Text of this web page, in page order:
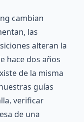
cambian
las
alteran la
hace dos años
de la misma
guías
verificar
de una